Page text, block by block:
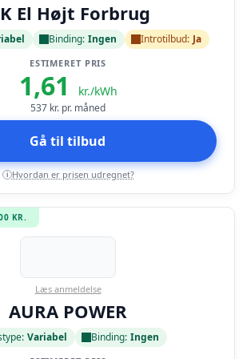
El Højt Forbrug
Binding: Ingen Introtilbud: Ja
ESTIMERET PRIS
1,61 kr./kWh
537 kr. pr. måned
Gå til tilbud
i Hvordan er prisen udregnet?
KR.
Læs anmeldelse
AURA POWER
Variabel Binding: Ingen